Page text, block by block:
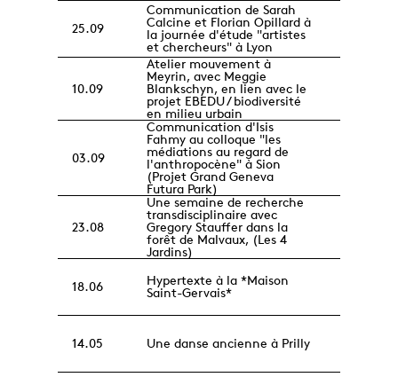
25.09
Communication de Sarah
Calcine et Florian Opillard à
la journée d'étude "artistes
et chercheurs" à Lyon
10.09
Atelier mouvement à
Meyrin, avec Meggie
Blankschyn, en lien avec le
projet EBEDU / biodiversité
en milieu urbain
03.09
Communication d'Isis
Fahmy au colloque "les
médiations au regard de
l'anthropocène" à Sion
(Projet Grand Geneva
Futura Park)
23.08
Une semaine de recherche
transdisciplinaire avec
Gregory Stauffer dans la
forêt de Malvaux, (Les 4
Jardins)
18.06
Hypertexte à la *Maison
Saint-Gervais*
14.05 Une danse ancienne à Prilly